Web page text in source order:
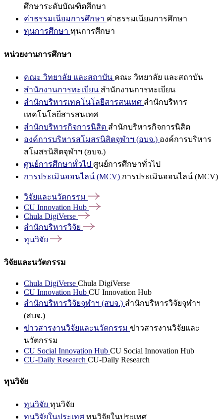
ศึกษาระดับบัณฑิตศึกษา
ค่าธรรมเนียมการศึกษา ค่าธรรมเนียมการศึกษา
ทุนการศึกษา ทุนการศึกษา
หน่วยงานการศึกษา
คณะ วิทยาลัย และสถาบัน คณะ วิทยาลัย และสถาบัน
สำนักงานการทะเบียน สำนักงานการทะเบียน
สำนักบริหารเทคโนโลยีสารสนเทศ สำนักบริหาร
เทคโนโลยีสารสนเทศ
สำนักบริหารกิจการนิสิต สำนักบริหารกิจการนิสิต
องค์การบริหารสโมสรนิสิตจุฬาฯ (อบจ.) องค์การบริหาร
สโมสรนิสิตจุฬาฯ (อบจ.)
ศูนย์การศึกษาทั่วไป ศูนย์การศึกษาทั่วไป
การประเมินออนไลน์ (MCV) การประเมินออนไลน์ (MCV)
วิจัยและนวัตกรรม
CU Innovation Hub
Chula DigiVerse
สำนักบริหารวิจัย
ทุนวิจัย
วิจัยและนวัตกรรม
Chula DigiVerse Chula DigiVerse
CU Innovation Hub CU Innovation Hub
สำนักบริหารวิจัยจุฬาฯ (สบจ.) สำนักบริหารวิจัยจุฬาฯ
(สบจ.)
ข่าวสารงานวิจัยและนวัตกรรม ข่าวสารงานวิจัยและ
นวัตกรรม
CU Social Innovation Hub CU Social Innovation Hub
CU-Daily Research CU-Daily Research
ทุนวิจัย
ทุนวิจัย ทุนวิจัย
ทุนวิจัยในประเทศ ทุนวิจัยในประเทศ